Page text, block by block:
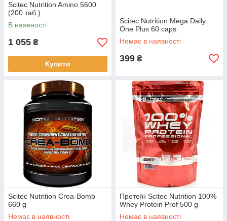
Scitec Nutrition Amino 5600
(200 таб.)
В наявності
1 055 ₴
Купити
Scitec Nutrition Mega Daily
One Plus 60 caps
Немає в наявності
399 ₴
Scitec Nutrition Crea-Bomb
660 g
Немає в наявності
Протеїн Scitec Nutrition 100%
Whey Protein Prof 500 g
Немає в наявності